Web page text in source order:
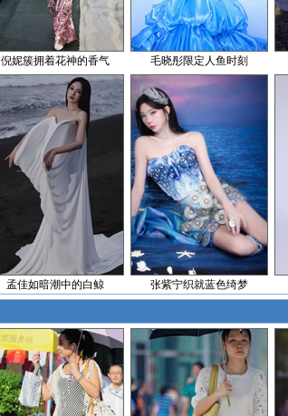
倪妮簇拥着花神的香气 毛晓彤限定人鱼时刻
孟佳如暗潮中的白鲸 张紫宁织就蓝色绮梦